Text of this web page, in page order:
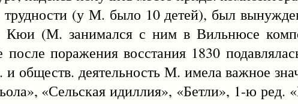
(у М. было 10 детей), был
(М. занимался с ним в Вильнюсе
поражения восстания 1830
и обществ. деятельность М. имела важное
«Сельская идиллия», «Бетли», 1-ю ред.